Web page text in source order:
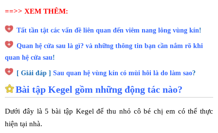
==>> XEM THÊM:
Tất tần tật các vấn đề liên quan đến viêm nang lông vùng kín!
Quan hệ cửa sau là gì? và những thông tin bạn cần nắm rõ khi
quan hệ cửa sau!
[ Giải đáp ] Sau quan hệ vùng kín có mùi hôi là do làm sao?
Bài tập Kegel gồm những động tác nào?
Dưới đây là 5 bài tập Kegel để thu nhỏ cô bé chị em có thể thực
hiện tại nhà.